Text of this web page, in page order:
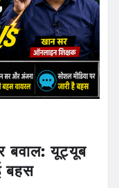
बवाल: यूट्यूब
बहस